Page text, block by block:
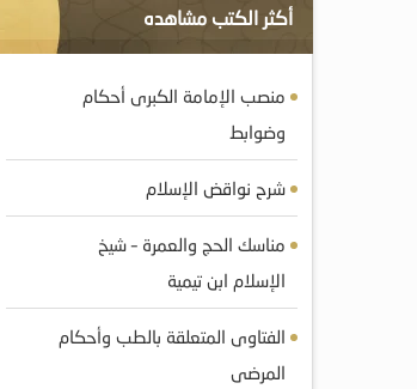
أكثر الكتب مشاهده
منصب الإمامة الكبرى أحكام
وضوابط
شرح نواقض الإسلام
مناسك الحج والعمرة – شيخ
الإسلام ابن تيمية
الفتاوى المتعلقة بالطب وأحكام
المرضى